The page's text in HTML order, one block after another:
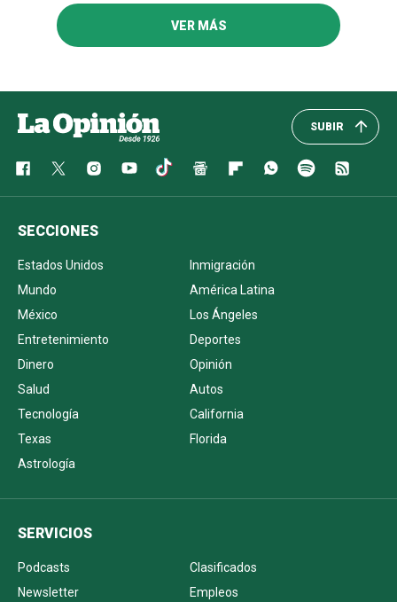
VER MÁS
SUBIR
SECCIONES
Estados Unidos
Inmigración
Mundo
América Latina
México
Los Ángeles
Entretenimiento
Deportes
Dinero
Opinión
Salud
Autos
Tecnología
California
Texas
Florida
Astrología
SERVICIOS
Podcasts
Clasificados
Newsletter
Empleos